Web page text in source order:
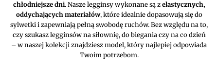
chłodniejsze dni. Nasze legginsy wykonane są zelastycznych,
oddychających materiałów, które idealnie dopasowują się do
sylwetki i zapewniają pełną swobodę ruchów. Bez względu na to,
czy szukasz legginsów na siłownię, do biegania czy na co dzień
– w naszej kolekcji znajdziesz model, który najlepiej odpowiada
Twoim potrzebom.